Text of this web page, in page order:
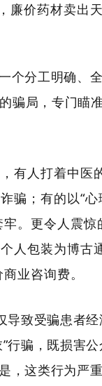
廉价药材卖
个分工明确、
骗局，专门瞄
有人打着中医
骗；有的以“
。更令人震惊
人包装为博古
业咨询费。
致受骗患者经
行骗，既损害
，这类行为严